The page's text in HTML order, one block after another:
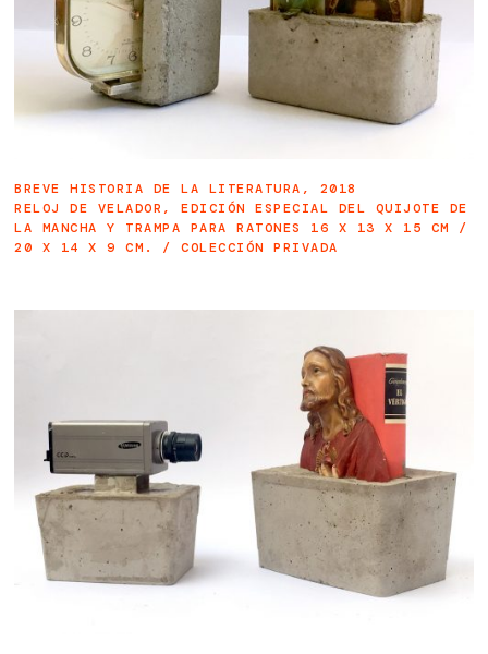
BREVE HISTORIA DE LA LITERATURA, 2018
RELOJ DE VELADOR, EDICIÓN ESPECIAL DEL QUIJOTE DE
LA MANCHA Y TRAMPA PARA RATONES 16 X 13 X 15 CM /
20 X 14 X 9 CM. / COLECCIÓN PRIVADA